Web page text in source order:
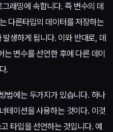
래밍에 속합니다. 즉 변수의 데
다른타입의 데이터를 저장하는
생하게 됩니다. 이와 반대로, 데
변수를 선언한 후에 다른 데이
.
법에는 두가지가 있습니다. 하나
테이션을 사용하는 것이다. 이것
타입을 선언하는 것입니다. 예